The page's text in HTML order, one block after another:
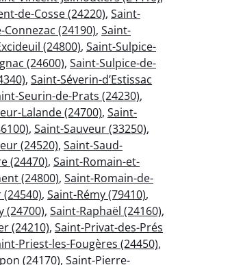
de-Cosse (24220), Saint-
(24190), Saint-
(24800), Saint-Sulpice-
(24600), Saint-Sulpice-de-
, Saint-Séverin-d’Estissac
Seurin-de-Prats (24230),
Lalande (24700), Saint-
, Saint-Sauveur (33250),
(24520), Saint-Saud-
(24470), Saint-Romain-et-
(24800), Saint-Romain-de-
, Saint-Rémy (79410),
(24700), Saint-Raphaël (24160),
(24210), Saint-Privat-des-Prés
Priest-les-Fougères (24450),
(24170), Saint-Pierre-